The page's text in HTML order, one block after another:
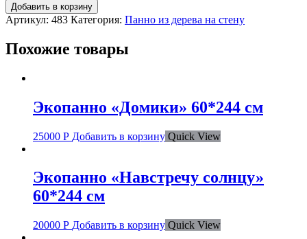
Добавить в корзину
Артикул: 483 Категория: Панно из дерева на стену
Похожие товары
Экопанно «Домики» 60*244 см
25000 Р Добавить в корзину Quick View
Экопанно «Навстречу солнцу»
60*244 см
20000 Р Добавить в корзину Quick View